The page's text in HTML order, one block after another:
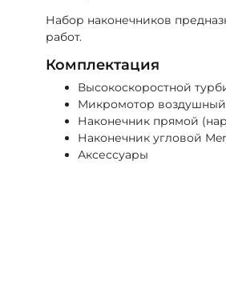
Набор наконечников
работ.
Комплектация
Высокоскоростной
Микромотор воздушный
Наконечник прямой
Наконечник угловой
Аксессуары